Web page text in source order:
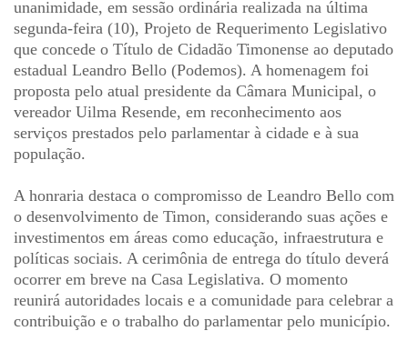
unanimidade, em sessão ordinária realizada na última
segunda-feira (10), Projeto de Requerimento Legislativo
que concede o Título de Cidadão Timonense ao deputado
estadual Leandro Bello (Podemos). A homenagem foi
proposta pelo atual presidente da Câmara Municipal, o
vereador Uilma Resende, em reconhecimento aos
serviços prestados pelo parlamentar à cidade e à sua
população.
A honraria destaca o compromisso de Leandro Bello com
o desenvolvimento de Timon, considerando suas ações e
investimentos em áreas como educação, infraestrutura e
políticas sociais. A cerimônia de entrega do título deverá
ocorrer em breve na Casa Legislativa. O momento
reunirá autoridades locais e a comunidade para celebrar a
contribuição e o trabalho do parlamentar pelo município.